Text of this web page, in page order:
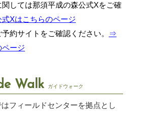
しては那須平成の森公式Xをご確
Xはこちらのページ
約サイトをご確認ください。
⇒
ページ
Walk ガイドウォーク
フィールドセンターを拠点とし